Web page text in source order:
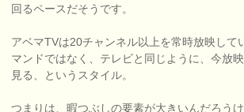
回るペースだそうです。
アベマTVは20チャンネル以上を常時放映して
マンドではなく、テレビと同じように、今放
見る、というスタイル。
つまりは、暇つぶしの要素が大きいんだろう